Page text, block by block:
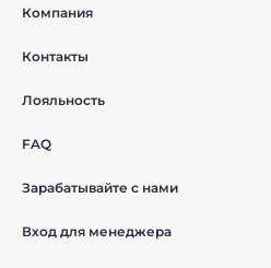
Компания
Контакты
Лояльность
FAQ
Зарабатывайте с нами
Вход для менеджера